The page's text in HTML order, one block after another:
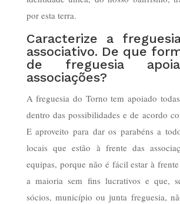
por esta terra.
Caracterize a
associativo. De que
de freguesia
associações?
A freguesia do Torno tem apoiado todas
dentro das possibilidades e de acordo
E aproveito para dar os parabéns a
locais que estão à frente das
equipas, porque não é fácil estar à
a maioria sem fins lucrativos e que,
sócios, município ou junta freguesia,